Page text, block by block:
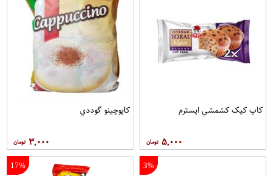
کاپ کيک کشمشي ايسترم
۵,۰۰۰
کاپوچينو گوددي
۳,۰۰۰
3%
17%